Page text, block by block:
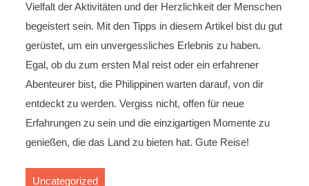
Vielfalt der Aktivitäten und der Herzlichkeit der Menschen
begeistert sein. Mit den Tipps in diesem Artikel bist du gut
gerüstet, um ein unvergessliches Erlebnis zu haben.
Egal, ob du zum ersten Mal reist oder ein erfahrener
Abenteurer bist, die Philippinen warten darauf, von dir
entdeckt zu werden. Vergiss nicht, offen für neue
Erfahrungen zu sein und die einzigartigen Momente zu
genießen, die das Land zu bieten hat. Gute Reise!
Uncategorized